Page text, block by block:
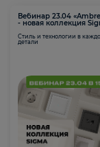
Вебинар 23.04
- новая коллекция
Стиль и технологии в
детали